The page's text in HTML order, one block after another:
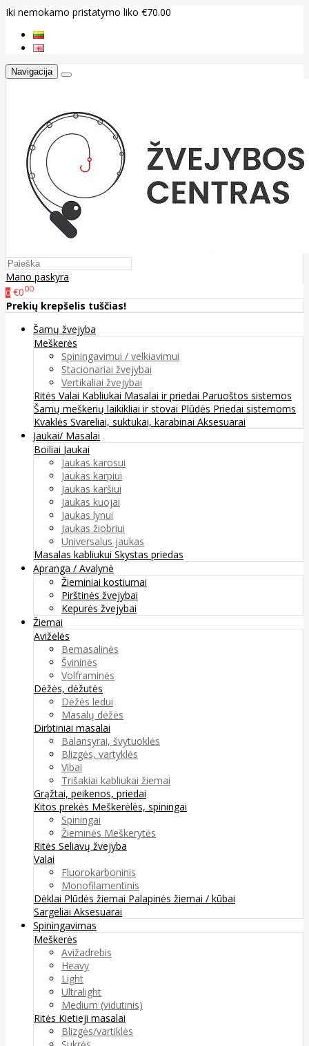
Iki nemokamo pristatymo liko €70.00
Navigacija
Mano paskyra
0 €000
Prekių krepšelis tuščias!
Šamų žvejyba
Meškerės
Spiningavimui / velkiavimui
Stacionariai žvejybai
Vertikaliai žvejybai
Ritės Valai Kabliukai Masalai ir priedai Paruoštos sistemos
Šamų meškerių laikikliai ir stovai Plūdės Priedai sistemoms
Kvaklės Svareliai, suktukai, karabinai Aksesuarai
Jaukai/ Masalai
Boiliai Jaukai
Jaukas karosui
Jaukas karpiui
Jaukas karšiui
Jaukas kuojai
Jaukas lynui
Jaukas žiobriui
Universalus jaukas
Masalas kabliukui Skystas priedas
Apranga / Avalynė
Žieminiai kostiumai
Pirštinės žvejybai
Kepurės žvejybai
Žiemai
Avižėlės
Bemasalinės
Švininės
Volframinės
Dėžės, dėžutės
Dėžės ledui
Masalų dėžės
Dirbtiniai masalai
Balansyrai, švytuoklės
Blizgės, vartyklės
Vibai
Trišakiai kabliukai žiemai
Grąžtai, peikenos, priedai
Kitos prekės Meškerėlės, spiningai
Spiningai
Žieminės Meškerytės
Ritės Seliavų žvejyba
Valai
Fluorokarboninis
Monofilamentinis
Dėklai Plūdės žiemai Palapinės žiemai / kūbai
Sargeliai Aksesuarai
Spiningavimas
Meškerės
Avižadrebis
Heavy
Light
Ultralight
Medium (vidutinis)
Ritės Kietieji masalai
Blizgės/vartiklės